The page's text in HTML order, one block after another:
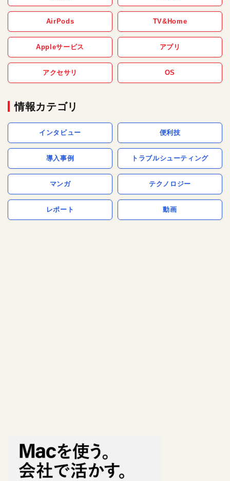
AirPods TV&Home
Appleサービス アプリ
アクセサリ OS
情報カテゴリ
インタビュー 便利技
導入事例 トラブルシューティング
マンガ テクノロジー
レポート 動画